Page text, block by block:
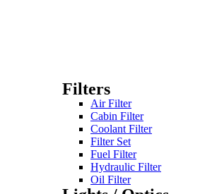
Filters
Air Filter
Cabin Filter
Coolant Filter
Filter Set
Fuel Filter
Hydraulic Filter
Oil Filter